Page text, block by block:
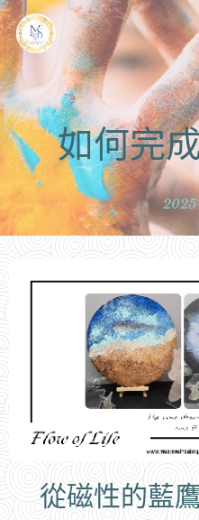
如何完
從磁性的藍